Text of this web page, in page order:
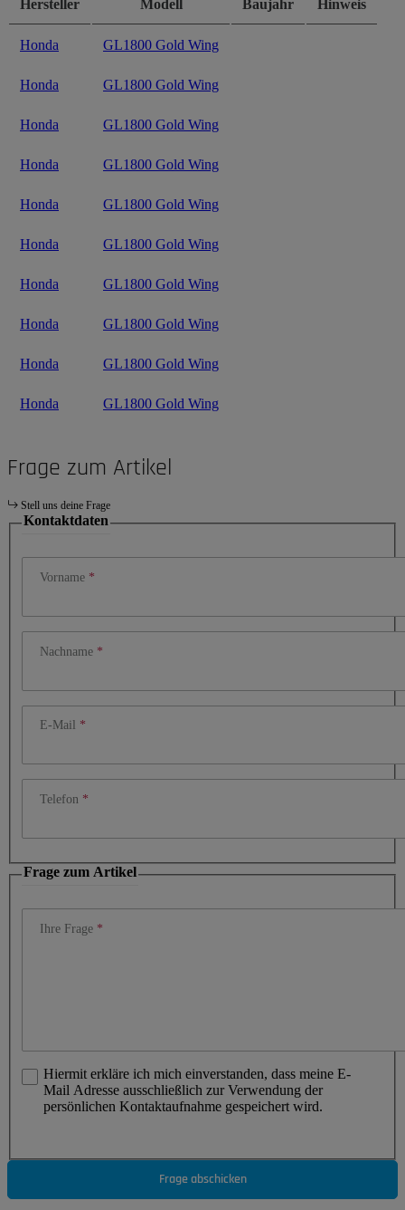
Hersteller Modell Baujahr Hinweis
Honda GL1800 Gold Wing
Honda GL1800 Gold Wing
Honda GL1800 Gold Wing
Honda GL1800 Gold Wing
Honda GL1800 Gold Wing
Honda GL1800 Gold Wing
Honda GL1800 Gold Wing
Honda GL1800 Gold Wing
Honda GL1800 Gold Wing
Honda GL1800 Gold Wing
Frage zum Artikel
Stell uns deine Frage
Kontaktdaten
Vorname
Nachname
E-Mail
Telefon
Frage zum Artikel
Ihre Frage
Hiermit erkläre ich mich einverstanden, dass meine E-
Mail Adresse ausschließlich zur Verwendung der
persönlichen Kontaktaufnahme gespeichert wird.
Frage abschicken